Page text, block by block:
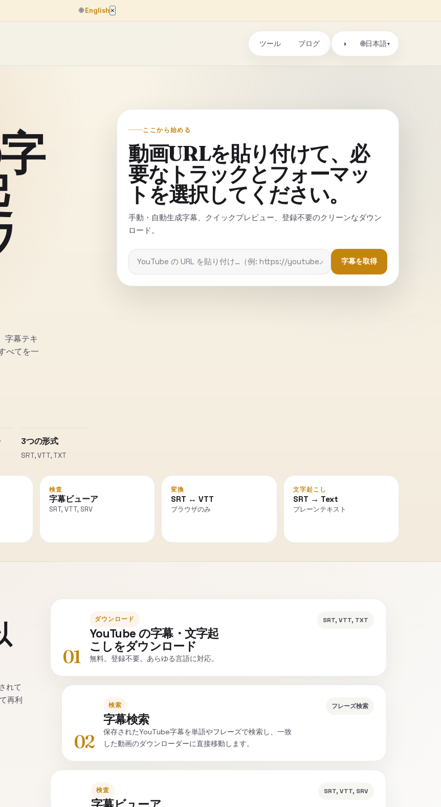
🌐English ×
ツール ブログ ◑ 🌐日本語▾
字幕テキ
べてを一
3つの形式
SRT, VTT, TXT
ここから始める
動画URLを貼り付けて、必
要なトラックとフォーマッ
トを選択してください。
手動・自動生成字幕、クイックプレビュー、登録不要のクリーンなダウン
ロード。
字幕を取得
検査
字幕ビューア
SRT, VTT, SRV
変換
SRT ↔ VTT
ブラウザのみ
文字起こし
SRT → Text
プレーンテキスト
れて
再利
01
ダウンロード
YouTube の字幕・文字起
こしをダウンロード
無料。登録不要。あらゆる言語に対応。
SRT, VTT, TXT
02
検索
字幕検索
保存されたYouTube字幕を単語やフレーズで検索し、一致
した動画のダウンローダーに直接移動します。
フレーズ検索
検査 SRT, VTT, SRV